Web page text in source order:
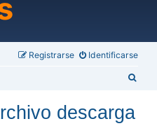
Identificarse
Registrarse
descarga